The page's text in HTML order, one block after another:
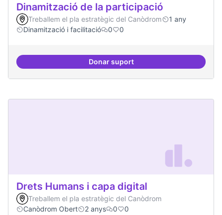
Dinamització de la participació
Treballem el pla estratègic del Canòdrom
1 any
Dinamització i facilitació
0 0
Donar suportDinamització de la participació
Drets Humans i capa digital
Treballem el pla estratègic del Canòdrom
Canòdrom Obert
2 anys 0 0